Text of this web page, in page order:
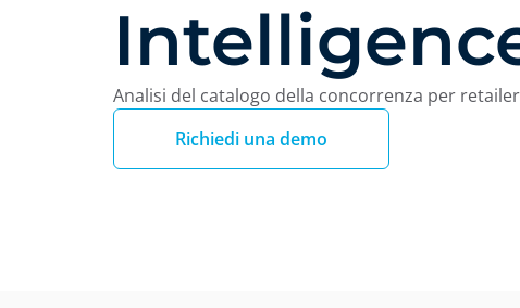
Analisi del catalogo della concorrenza per
Richiedi una demo